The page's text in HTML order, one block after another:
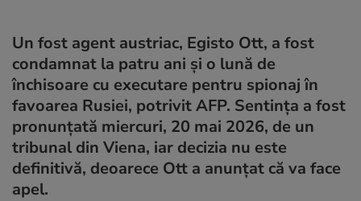
Un fost agent austriac, Egisto Ott, a fost
condamnat la patru ani și o lună de
închisoare cu executare pentru spionaj în
favoarea Rusiei, potrivit AFP. Sentința a fost
pronunțată miercuri, 20 mai 2026, de un
tribunal din Viena, iar decizia nu este
definitivă, deoarece Ott a anunțat că va face
apel.